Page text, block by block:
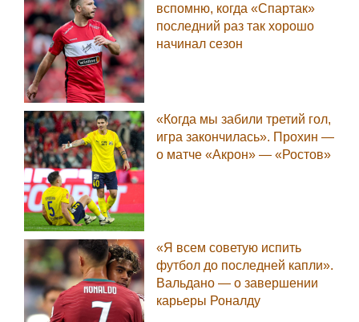
вспомню, когда «Спартак»
последний раз так хорошо
начинал сезон
«Когда мы забили третий гол,
игра закончилась». Прохин —
о матче «Акрон» — «Ростов»
«Я всем советую испить
футбол до последней капли».
Вальдано — о завершении
карьеры Роналду